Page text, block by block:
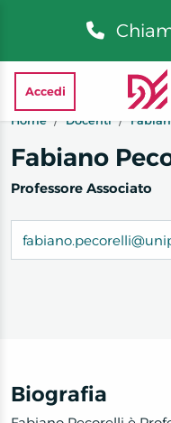
Accedi
Home
Docenti
Fabiano
Professore Associato
Biografia